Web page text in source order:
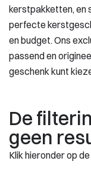
kerstpakketten, en
perfecte
en budget. Ons
passend en
geschenk kunt
De
geen
Klik hieronder op